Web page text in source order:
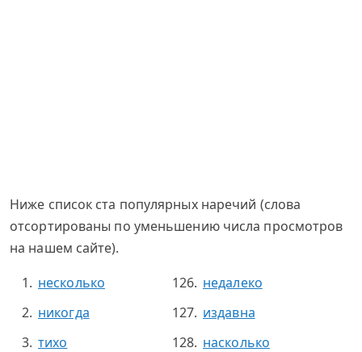
Ниже список ста популярных наречий (слова
отсортированы по уменьшению числа просмотров
на нашем сайте).
несколько
никогда
тихо
недалеко
издавна
насколько